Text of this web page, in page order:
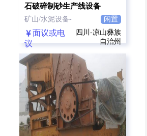
石破碎制砂生产线设备
矿山/水泥设备- 闲置
面议或电
议
四川-凉山彝族
自治州